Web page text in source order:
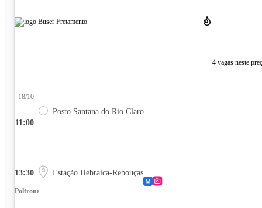
4 vagas neste
11:00
18/10
Posto Santana do Rio Claro
13:30 Estação Hebraica-Rebouças
Poltrona